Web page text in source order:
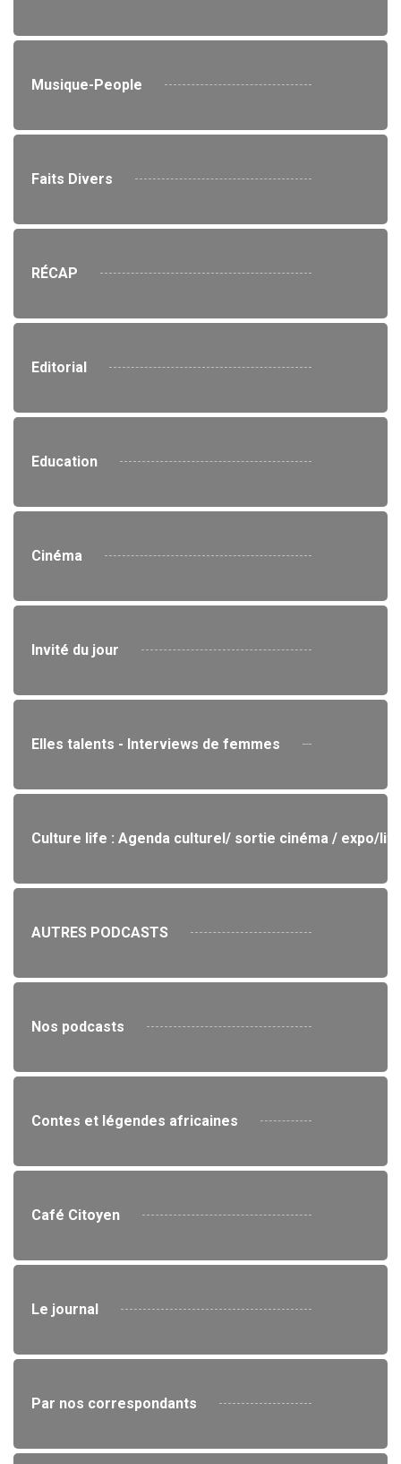
Musique-People
Faits Divers
RÉCAP
Editorial
Education
Cinéma
Invité du jour
Elles talents - Interviews de femmes
Culture life : Agenda culturel/ sortie cinéma / expo/
AUTRES PODCASTS
Nos podcasts
Contes et légendes africaines
Café Citoyen
Le journal
Par nos correspondants